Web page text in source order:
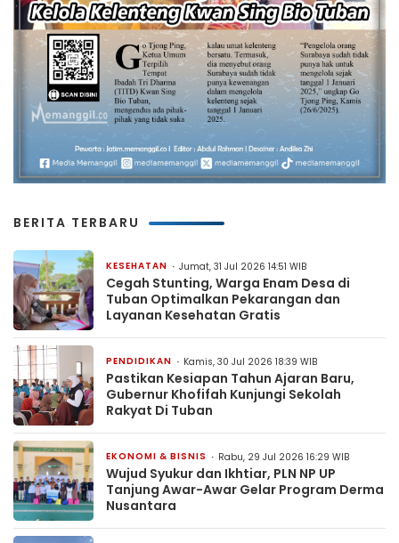
BERITA TERBARU
KESEHATAN Jumat, 31 Jul 2026 14:51 WIB
Cegah Stunting, Warga Enam Desa di
Tuban Optimalkan Pekarangan dan
Layanan Kesehatan Gratis
PENDIDIKAN Kamis, 30 Jul 2026 18:39 WIB
Pastikan Kesiapan Tahun Ajaran Baru,
Gubernur Khofifah Kunjungi Sekolah
Rakyat Di Tuban
EKONOMI & BISNIS Rabu, 29 Jul 2026 16:29 WIB
Wujud Syukur dan Ikhtiar, PLN NP UP
Tanjung Awar-Awar Gelar Program Derma
Nusantara